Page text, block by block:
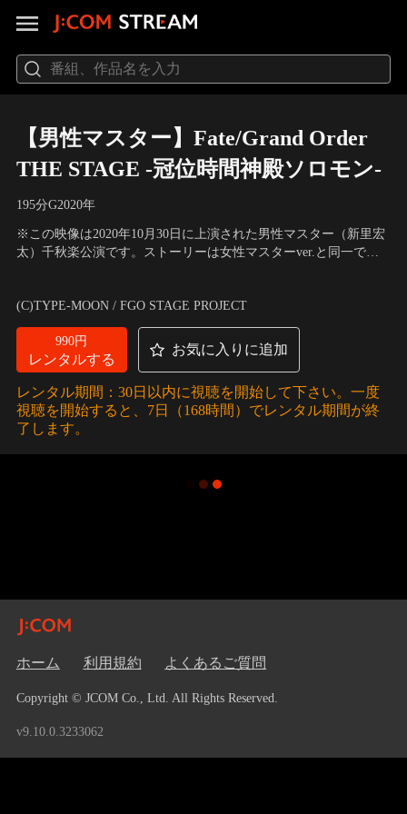
【男性マスター】Fate/Grand Order
THE STAGE -冠位時間神殿ソロモン-
195分G2020年
※この映像は2020年10月30日に上演された男性マスター（新里宏
太）千秋楽公演です。ストーリーは女性マスターver.と同一で
たしていく藤丸立香とマシュ達。そして七つの特異点の修復によ
り「終局特異点・冠位時間神殿ソロモン」への…。
(C)TYPE-MOON / FGO STAGE PROJECT
990円
レンタルする
お気に入りに追加
レンタル期間：30日以内に視聴を開始して下さい。一度
視聴を開始すると、7日（168時間）でレンタル期間が終
了します。
ホーム 利用規約 よくあるご質問
Copyright © JCOM Co., Ltd. All Rights Reserved.
v9.10.0.3233062